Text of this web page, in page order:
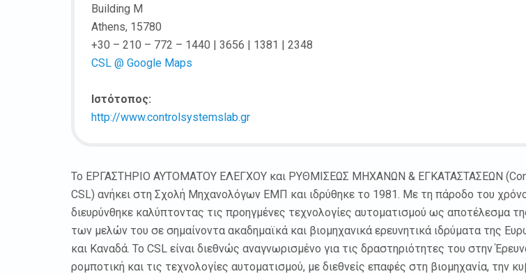
Building M
Athens, 15780
+30 – 210 – 772 – 1440 | 3656 | 1381 | 2348
CSL @ Google Maps
Ιστότοπος:
http://www.controlsystemslab.gr
Το ΕΡΓΑΣΤΗΡΙΟ ΑΥΤΟΜΑΤΟΥ ΕΛΕΓΧΟΥ και ΡΥΘΜΙΣΕΩΣ ΜΗΧΑΝΩΝ & ΕΓΚΑΤΑΣΤΑΣΕΩΝ
CSL) ανήκει στη Σχολή Μηχανολόγων ΕΜΠ και ιδρύθηκε το 1981. Με τη πάροδο του
διευρύνθηκε καλύπτοντας τις προηγμένες τεχνολογίες αυτοματισμού ως αποτέλεσμα
των μελών του σε σημαίνοντα ακαδημαϊκά και βιομηχανικά ερευνητικά ιδρύματα της
και Καναδά. Το CSL είναι διεθνώς αναγνωρισμένο για τις δραστηριότητες του στην
ρομποτική και τις τεχνολογίες αυτοματισμού, με διεθνείς επαφές στη βιομηχανία, την